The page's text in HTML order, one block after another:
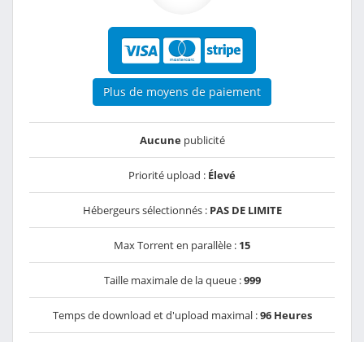
Plus de moyens de paiement
Aucunepublicité
Priorité upload : Élevé
Hébergeurs sélectionnés : PAS DE LIMITE
Max Torrent en parallèle : 15
Taille maximale de la queue :999
Temps de download et d'upload maximal :96 Heures